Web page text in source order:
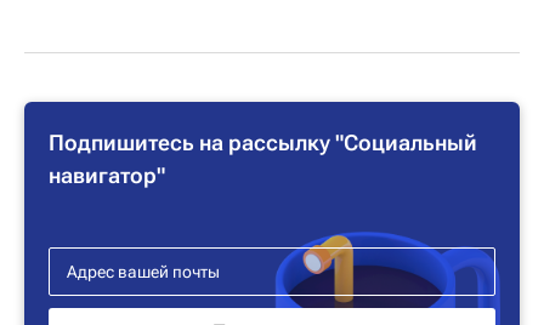
Подпишитесь на рассылку "Социальный
навигатор"